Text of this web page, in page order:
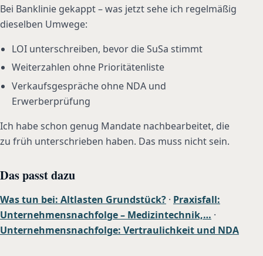
Bei Banklinie gekappt – was jetzt sehe ich regelmäßig
dieselben Umwege:
LOI unterschreiben, bevor die SuSa stimmt
Weiterzahlen ohne Prioritätenliste
Verkaufsgespräche ohne NDA und
Erwerberprüfung
Ich habe schon genug Mandate nachbearbeitet, die
zu früh unterschrieben haben. Das muss nicht sein.
Das passt dazu
Was tun bei: Altlasten Grundstück? · Praxisfall:
Unternehmensnachfolge – Medizintechnik,… ·
Unternehmensnachfolge: Vertraulichkeit und NDA